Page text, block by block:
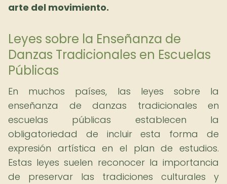
arte del movimiento.
Leyes sobre la Enseñanza de
Danzas Tradicionales en Escuelas
Públicas
En muchos países, las leyes sobre la
enseñanza de danzas tradicionales en
escuelas públicas establecen la
obligatoriedad de incluir esta forma de
expresión artística en el plan de estudios.
Estas leyes suelen reconocer la importancia
de preservar las tradiciones culturales y